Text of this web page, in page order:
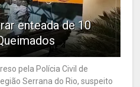
enteada de 10
pela Polícia Civil de
Serrana do Rio, suspeito